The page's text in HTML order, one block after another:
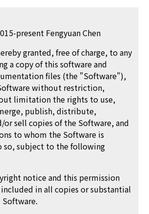
present Fengyuan Chen
granted, free of charge, to any
a copy of this software and
files (the "Software"),
without restriction,
limitation the rights to use,
publish, distribute,
or sell copies of the Software, and
to whom the Software is
so, subject to the following
notice and this permission
in all copies or substantial